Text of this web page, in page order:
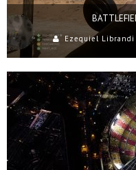
Ezequiel Librandi